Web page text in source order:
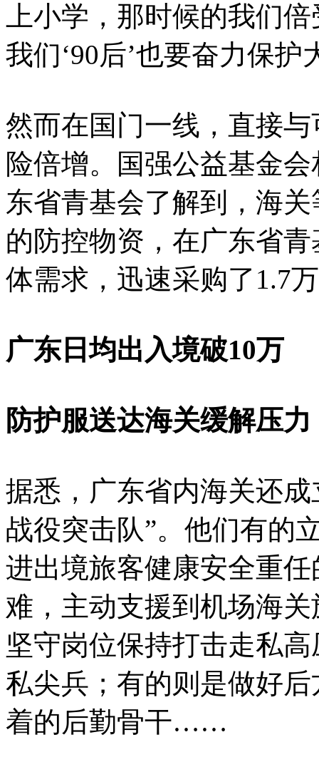
上小学，那时候的我们
我们‘90后’也要奋力保护
然而在国门一线，直接
险倍增。国强公益基金
东省青基会了解到，海
的防控物资，在广东省
体需求，迅速采购了1.7
广东日均出入境破10万
防护服送达海关缓解压力
据悉，广东省内海关还
战役突击队”。他们有的
进出境旅客健康安全重
难，主动支援到机场海
坚守岗位保持打击走私
私尖兵；有的则是做好
着的后勤骨干……